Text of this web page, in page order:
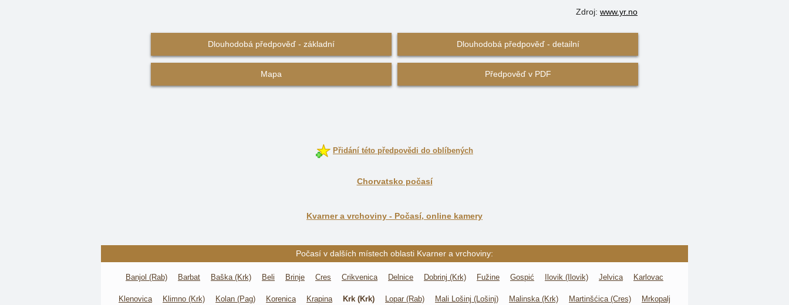
Zdroj: www.yr.no
Dlouhodobá předpověď - základní Dlouhodobá předpověď - detailní
Mapa Předpověď v PDF
Přidání této předpovědi do oblíbených
Chorvatsko počasí
Kvarner a vrchoviny - Počasí, online kamery
Počasí v dalších místech oblasti Kvarner a vrchoviny:
Banjol (Rab) Barbat Baška (Krk) Beli Brinje Cres Crikvenica Delnice Dobrinj (Krk) Fužine Gospić Ilovik (Ilovik) Jelvica Karlovac
Klenovica Klimno (Krk) Kolan (Pag) Korenica Krapina Krk (Krk) Lopar (Rab) Mali Lošinj (Lošinj) Malinska (Krk) Martinšćica (Cres) Mrkopalj